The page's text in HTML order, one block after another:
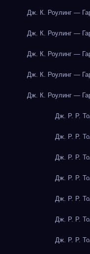
Дж. К. Роулинг —
Дж. К. Роулинг —
Дж. К. Роулинг —
Дж. К. Роулинг —
Дж. К. Роулинг —
Дж. Р. Р.
Дж. Р. Р.
Дж. Р. Р.
Дж. Р. Р.
Дж. Р. Р.
Дж. Р. Р.
Дж. Р. Р.